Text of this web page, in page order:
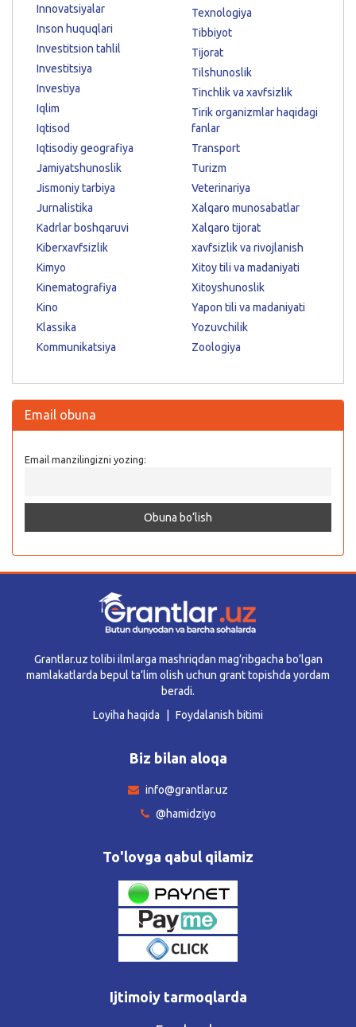
Innovatsiyalar
Inson huquqlari
Investitsion tahlil
Investitsiya
Investiya
Iqlim
Iqtisod
Iqtisodiy geografiya
Jamiyatshunoslik
Jismoniy tarbiya
Jurnalistika
Kadrlar boshqaruvi
Kiberxavfsizlik
Kimyo
Kinematografiya
Kino
Klassika
Kommunikatsiya
Texnologiya
Tibbiyot
Tijorat
Tilshunoslik
Tinchlik va xavfsizlik
Tirik organizmlar haqidagi
fanlar
Transport
Turizm
Veterinariya
Xalqaro munosabatlar
Xalqaro tijorat
xavfsizlik va rivojlanish
Xitoy tili va madaniyati
Xitoyshunoslik
Yapon tili va madaniyati
Yozuvchilik
Zoologiya
Email obuna
Email manzilingizni yozing:
Grantlar.uz tolibi ilmlarga mashriqdan mag’ribgacha bo’lgan
mamlakatlarda bepul ta’lim olish uchun grant topishda yordam
beradi.
Loyiha haqida
Foydalanish bitimi
Biz bilan aloqa
info@grantlar.uz
@hamidziyo
To'lovga qabul qilamiz
Ijtimoiy tarmoqlarda